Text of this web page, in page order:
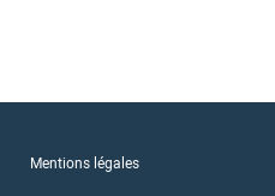
Mentions légales